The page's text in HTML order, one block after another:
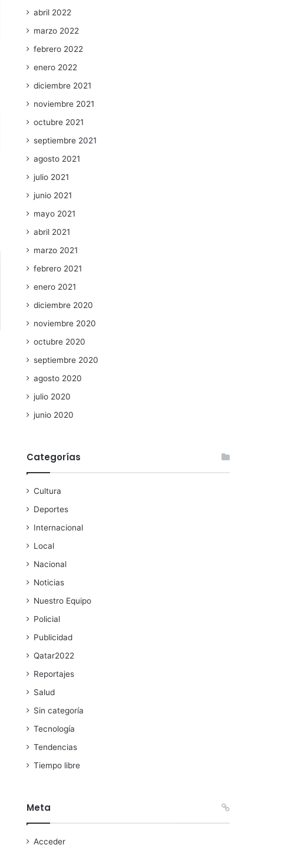
abril 2022
marzo 2022
febrero 2022
enero 2022
diciembre 2021
noviembre 2021
octubre 2021
septiembre 2021
agosto 2021
julio 2021
junio 2021
mayo 2021
abril 2021
marzo 2021
febrero 2021
enero 2021
diciembre 2020
noviembre 2020
octubre 2020
septiembre 2020
agosto 2020
julio 2020
junio 2020
Categorías
Cultura
Deportes
Internacional
Local
Nacional
Noticias
Nuestro Equipo
Policial
Publicidad
Qatar2022
Reportajes
Salud
Sin categoría
Tecnología
Tendencias
Tiempo libre
Meta
Acceder